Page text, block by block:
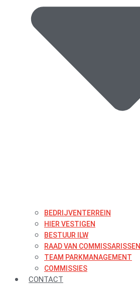
BEDRIJVENTERREIN
HIER VESTIGEN
BESTUUR ILW
RAAD VAN COMMISSARISSEN
TEAM PARKMANAGEMENT
COMMISSIES
CONTACT